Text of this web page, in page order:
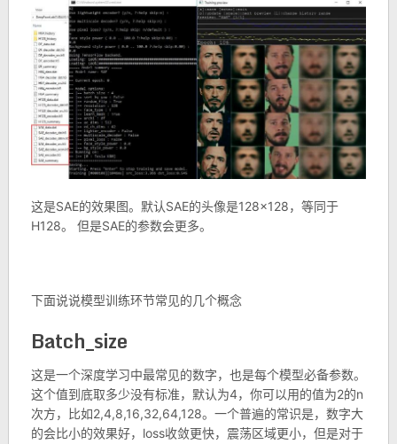
这是SAE的效果图。默认SAE的头像是128×128，等同于
H128。 但是SAE的参数会更多。
下面说说模型训练环节常见的几个概念
Batch_size
这是一个深度学习中最常见的数字，也是每个模型必备参数。
这个值到底取多少没有标准，默认为4，你可以用的值为2的n
次方，比如2,4,8,16,32,64,128。一个普遍的常识是，数字大
的会比小的效果好，loss收敛更快，震荡区域更小，但是对于